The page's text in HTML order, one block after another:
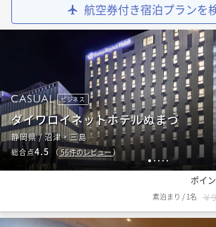
航空券付き宿泊プランを
12 3 45
ビジネス
ダイワロイネットホテルぬまづ
静岡県 / 沼津・三島
総合点4.5 （ 56件のレビュー）
ポイ
素泊まり / 1名 ￥